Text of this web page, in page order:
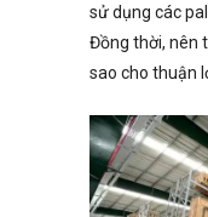
sử dụng các
Đồng thời, nên
sao cho thuận